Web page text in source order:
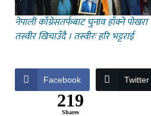
नेपाली काँग्रेसतर्फबाट चुनाव हाँक्ने
तस्वीर खिचाउँदै । तस्वीरः हरि भट्टराई
Facebook Twitter
219
Shares